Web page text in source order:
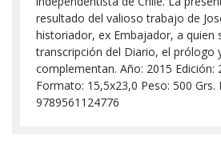
resultado del valioso trabajo de
historiador, ex Embajador, a quien
transcripción del Diario, el prólogo
complementan. Año: 2015 Edición:
Formato: 15,5x23,0 Peso: 500 Grs.
9789561124776